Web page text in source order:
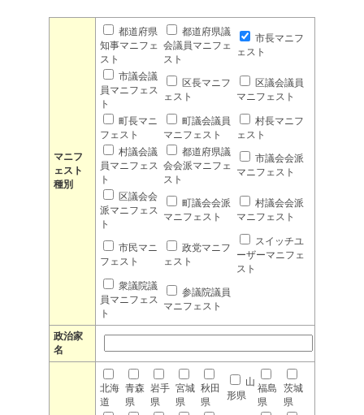
マニフ
ェスト
種別
都道府県
知事マニフェ
スト
都道府県議
会議員マニフェ
スト
市長マニフ
ェスト
市議会議
員マニフェス
ト
区長マニフ
ェスト
区議会議員
マニフェスト
町長マニ
フェスト
町議会議員
マニフェスト
村長マニフ
ェスト
村議会議
員マニフェス
ト
都道府県議
会会派マニフェ
スト
市議会会派
マニフェスト
区議会会
派マニフェス
ト
町議会会派
マニフェスト
村議会会派
マニフェスト
市民マニ
フェスト
政党マニフ
ェスト
スイッチユ
ーザーマニフェ
スト
衆議院議
員マニフェス
ト
参議院議員
マニフェスト
政治家
名
北海
道
青森
県
岩手
県
宮城
県
秋田
県
山
形県
福島
県
茨城
県